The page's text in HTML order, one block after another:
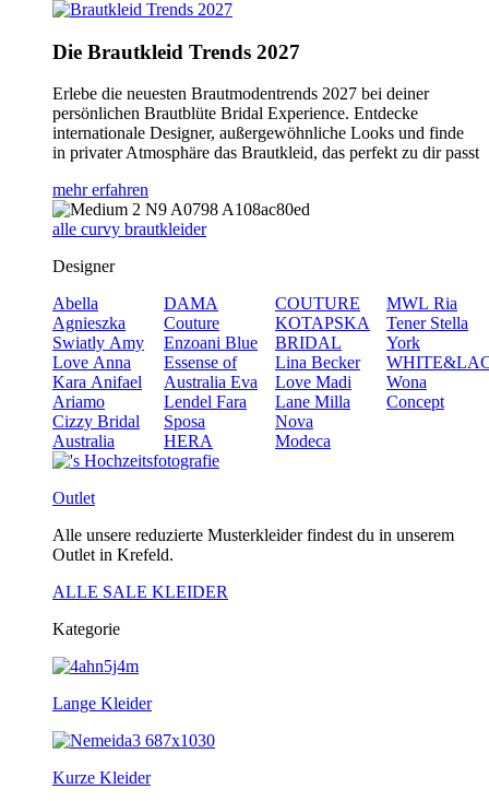
Die Brautkleid Trends 2027
Erlebe die neuesten Brautmodentrends 2027 bei deiner
persönlichen Brautblüte Bridal Experience. Entdecke
internationale Designer, außergewöhnliche Looks und finde
in privater Atmosphäre das Brautkleid, das perfekt zu dir passt
mehr erfahren
alle curvy brautkleider
Designer
Abella
Agnieszka
Swiatly Amy
Love Anna
Kara Anifael
Ariamo
Cizzy Bridal
Australia
DAMA
Couture
Enzoani Blue
Essense of
Australia Eva
Lendel Fara
Sposa
HERA
COUTURE
KOTAPSKA
BRIDAL
Lina Becker
Love Madi
Lane Milla
Nova
Modeca
MWL Ria
Tener Stella
York
Wona
Concept
Outlet
Alle unsere reduzierte Musterkleider findest du in unserem
Outlet in Krefeld.
ALLE SALE KLEIDER
Kategorie
Lange Kleider
Kurze Kleider